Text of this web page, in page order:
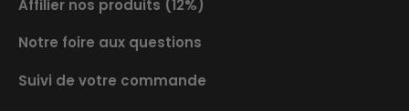
Affilier nos produits (12%)
Notre foire aux questions
Suivi de votre commande